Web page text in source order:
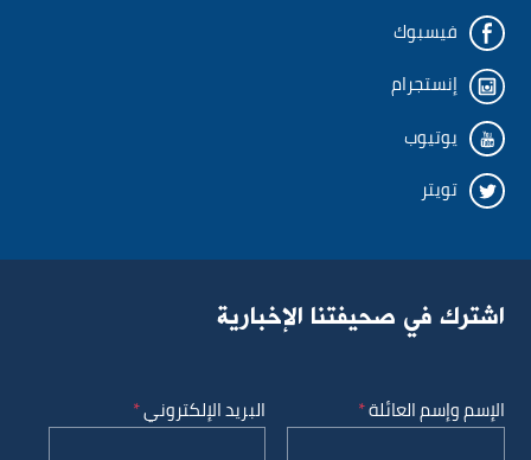
الوحدة الادارية
الإدارة
المديرية
الموظف المشكو منه
رقم الهاتف
الموقع
المؤسسة أو المعاملة
تعليق إضافي
فيسبوك
إنستجرام
يوتيوب
تويتر
اشترك في صحيفتنا الإخبارية
الإسم وإسم العائلة البريد الإلكتروني